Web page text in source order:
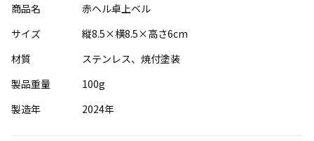
商品名
赤ヘル卓上ベル
サイズ
縦8.5×横8.5×高さ6cm
材質
ステンレス、焼付塗装
製品重量
100g
製造年
2024年